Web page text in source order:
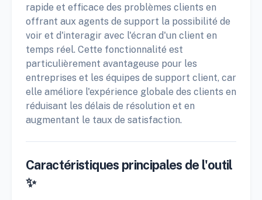
rapide et efficace des problèmes clients en
offrant aux agents de support la possibilité de
voir et d'interagir avec l'écran d'un client en
temps réel. Cette fonctionnalité est
particulièrement avantageuse pour les
entreprises et les équipes de support client, car
elle améliore l'expérience globale des clients en
réduisant les délais de résolution et en
augmentant le taux de satisfaction.
Caractéristiques principales de l'outil
✨